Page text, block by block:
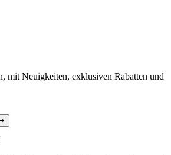
mit Neuigkeiten, exklusiven Rabatten und